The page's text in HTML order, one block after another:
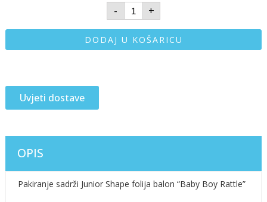
- +
DODAJ U KOŠARICU
Uvjeti dostave
OPIS
Pakiranje sadrži Junior Shape folija balon “Baby Boy Rattle”